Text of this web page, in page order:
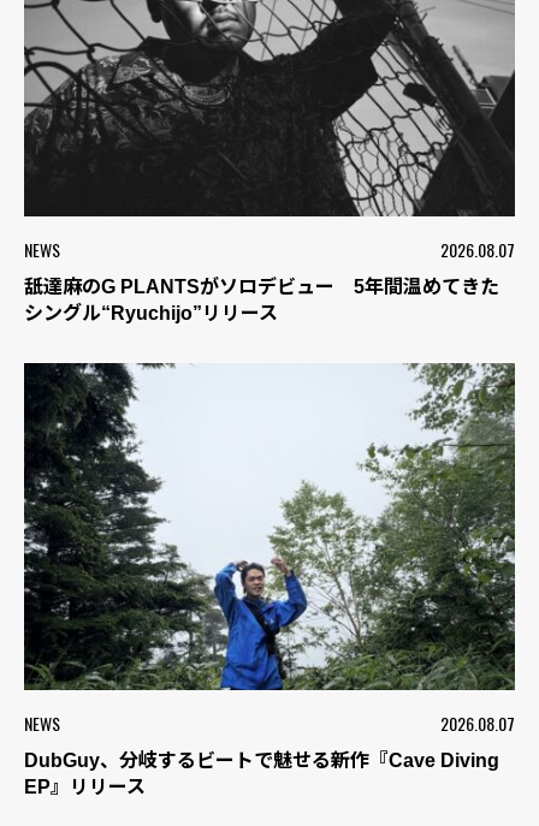
NEWS 2026.08.07
舐達麻のG PLANTSがソロデビュー 5年間温めてきた
シングル“Ryuchijo”リリース
NEWS 2026.08.07
DubGuy、分岐するビートで魅せる新作『Cave Diving
EP』リリース